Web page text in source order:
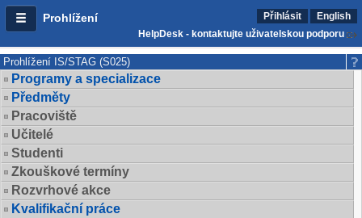
Prohlížení Přihlásit
English
HelpDesk - kontaktujte uživatelskou podporu
Prohlížení IS/STAG (S025)
Programy a specializace
Předměty
Pracoviště
Učitelé
Studenti
Zkouškové termíny
Rozvrhové akce
Kvalifikační práce